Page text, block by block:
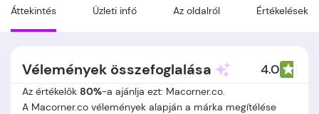
Áttekintés Üzleti infó Az oldalról Értékelések
Vélemények összefoglalása 4.0
Az értékelők 80%-a ajánlja ezt: Macorner.co.
A Macorner.co vélemények alapján a márka megítélése